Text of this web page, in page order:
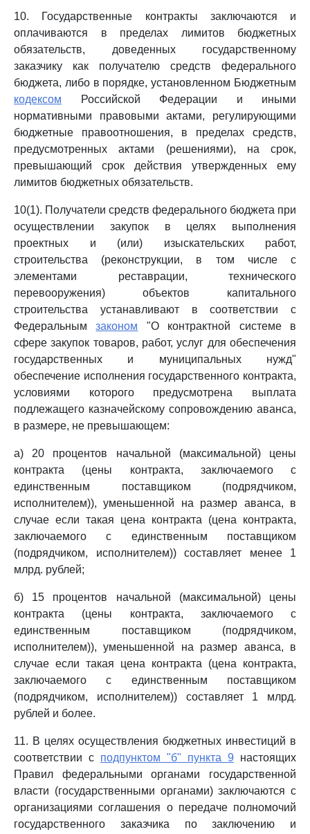
10. Государственные контракты заключаются и
оплачиваются в пределах лимитов бюджетных
обязательств, доведенных государственному
заказчику как получателю средств федерального
бюджета, либо в порядке, установленном Бюджетным
кодексом Российской Федерации и иными
нормативными правовыми актами, регулирующими
бюджетные правоотношения, в пределах средств,
предусмотренных актами (решениями), на срок,
превышающий срок действия утвержденных ему
лимитов бюджетных обязательств.
10(1). Получатели средств федерального бюджета при
осуществлении закупок в целях выполнения
проектных и (или) изыскательских работ,
строительства (реконструкции, в том числе с
элементами реставрации, технического
перевооружения) объектов капитального
строительства устанавливают в соответствии с
Федеральнымзаконом "О контрактной системе в
сфере закупок товаров, работ, услуг для обеспечения
государственных и муниципальных нужд"
обеспечение исполнения государственного контракта,
условиями которого предусмотрена выплата
подлежащего казначейскому сопровождению аванса,
в размере, не превышающем:
а) 20 процентов начальной (максимальной) цены
контракта (цены контракта, заключаемого с
единственным поставщиком (подрядчиком,
исполнителем)), уменьшенной на размер аванса, в
случае если такая цена контракта (цена контракта,
заключаемого с единственным поставщиком
(подрядчиком, исполнителем)) составляет менее 1
млрд. рублей;
б) 15 процентов начальной (максимальной) цены
контракта (цены контракта, заключаемого с
единственным поставщиком (подрядчиком,
исполнителем)), уменьшенной на размер аванса, в
случае если такая цена контракта (цена контракта,
заключаемого с единственным поставщиком
(подрядчиком, исполнителем)) составляет 1 млрд.
рублей и более.
11. В целях осуществления бюджетных инвестиций в
соответствии с подпунктом "б" пункта 9 настоящих
Правил федеральными органами государственной
власти (государственными органами) заключаются с
организациями соглашения о передаче полномочий
государственного заказчика по заключению и